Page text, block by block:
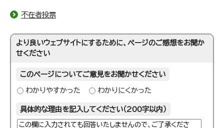
不在者投票
より良いウェブサイトにするために、ページのご感想をお聞か
せください
このページについてご意見をお聞かせください
わかりやすかった わかりにくかった
具体的な理由を記入してください（200字以内）